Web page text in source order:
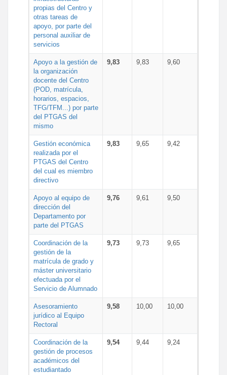
propias del Centro y
otras tareas de
apoyo, por parte del
personal auxiliar de
servicios
Apoyo a la gestión de
la organización
docente del Centro
(POD, matrícula,
horarios, espacios,
TFG/TFM...) por parte
del PTGAS del
mismo
9,83 9,83 9,60
Gestión económica
realizada por el
PTGAS del Centro
del cual es miembro
directivo
9,83 9,65 9,42
Apoyo al equipo de
dirección del
Departamento por
parte del PTGAS
9,76 9,61 9,50
Coordinación de la
gestión de la
matrícula de grado y
máster universitario
efectuada por el
Servicio de Alumnado
9,73 9,73 9,65
Asesoramiento
jurídico al Equipo
Rectoral
9,58 10,00 10,00
Coordinación de la
gestión de procesos
académicos del
estudiantado
9,54 9,44 9,24